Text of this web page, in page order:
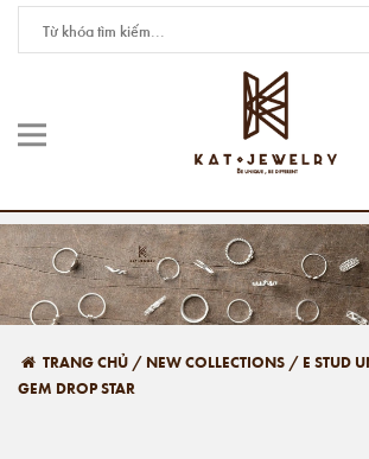
TRANG CHỦ / NEW COLLECTIONS / E STUD
GEM DROP STAR